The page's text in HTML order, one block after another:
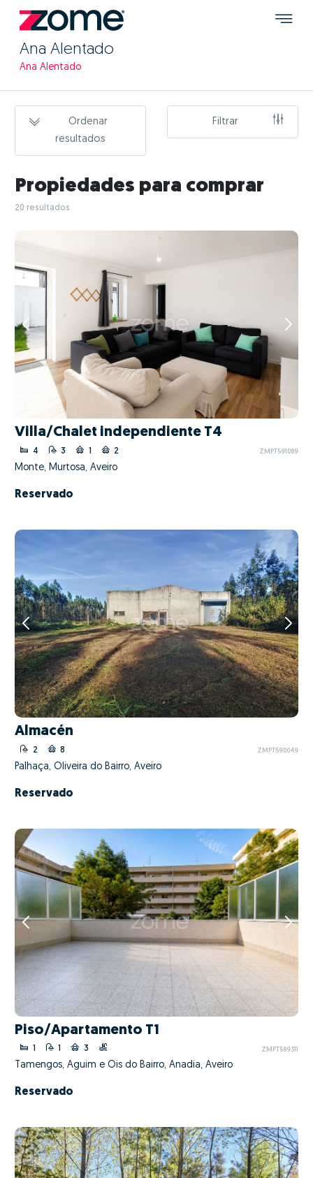
Ana Alentado
Ana Alentado
Ordenar
resultados
Filtrar
Propiedades para comprar
20 resultados
Villa/Chalet independiente T4
4 3 1 2 ZMPT591089
Monte, Murtosa, Aveiro
Reservado
Almacén
2 8 ZMPT590049
Palhaça, Oliveira do Bairro, Aveiro
Reservado
Piso/Apartamento T1
1 1 3 ZMPT589311
Tamengos, Aguim e Óis do Bairro, Anadia, Aveiro
Reservado